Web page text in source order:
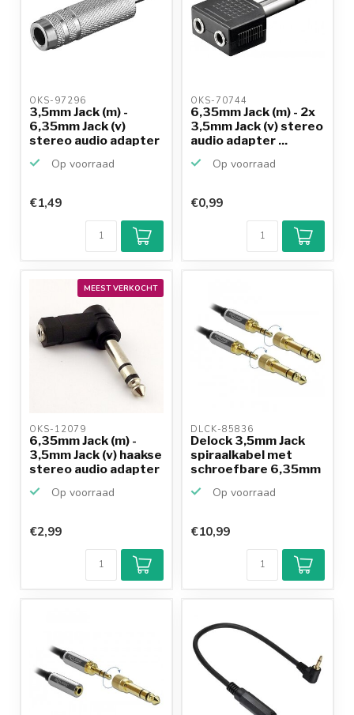
OKS-97296
3,5mm Jack (m) -
6,35mm Jack (v)
stereo audio adapter
Op voorraad
€1,49
OKS-70744
6,35mm Jack (m) - 2x
3,5mm Jack (v) stereo
audio adapter ...
Op voorraad
€0,99
MEEST VERKOCHT
OKS-12079
6,35mm Jack (m) -
3,5mm Jack (v) haakse
stereo audio adapter
Op voorraad
€2,99
DLCK-85836
Delock 3,5mm Jack
spiraalkabel met
schroefbare 6,35mm
Op voorraad
€10,99